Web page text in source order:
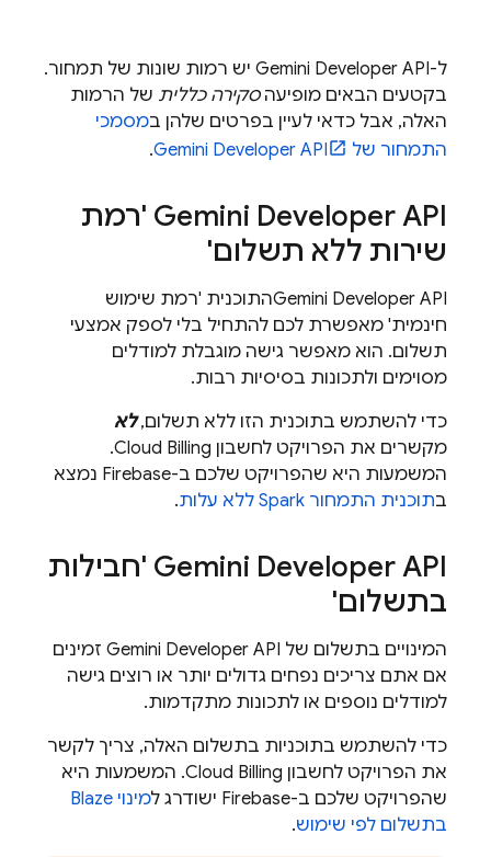
ל-Gemini Developer API יש רמות שונות של תמחור.
בקטעים הבאים מופיעהסקירה כללית של הרמות
האלה, אבל כדאי לעיין בפרטים שלהן במסמכי
התמחור של
Gemini Developer API
.
Gemini Developer API 'רמת
שירות ללא תשלום'
Gemini Developer APIהתוכנית 'רמת שימוש
חינמית' מאפשרת לכם להתחיל בלי לספק אמצעי
תשלום. הוא מאפשר גישה מוגבלת למודלים
מסוימים ולתכונות בסיסיות רבות.
כדי להשתמש בתוכנית הזו ללא תשלום,לא
מקשרים את הפרויקט לחשבון Cloud Billing
.
המשמעות היא שהפרויקט שלכם ב-Firebase נמצא
בתוכנית התמחור Spark ללא עלות .
Gemini Developer API 'חבילות
בתשלום'
המינויים בתשלום של Gemini Developer API זמינים
אם אתם צריכים נפחים גדולים יותר או רוצים גישה
למודלים נוספים או לתכונות מתקדמות.
כדי להשתמש בתוכניות בתשלום האלה, צריך לקשר
את הפרויקט לחשבון Cloud Billing. המשמעות היא
שהפרויקט שלכם ב-Firebase ישודרג ל
מינוי Blaze
בתשלום לפי שימוש.